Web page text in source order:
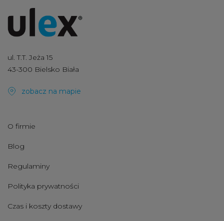
ul. T.T. Jeża 15
43-300 Bielsko Biała
zobacz na mapie
O firmie
Blog
Regulaminy
Polityka prywatności
Czas i koszty dostawy